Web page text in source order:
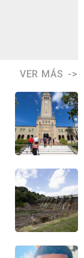
VER MÁS